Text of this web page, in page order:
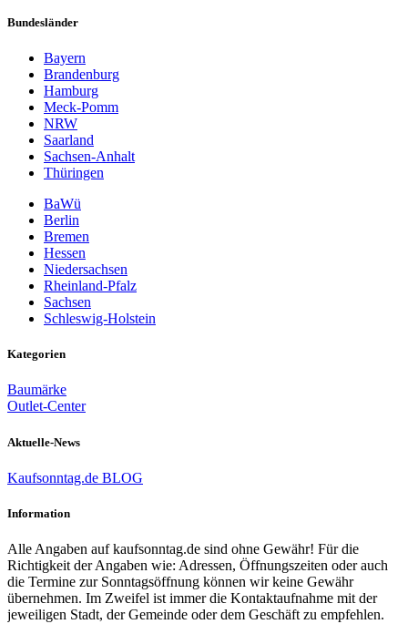
Bundesländer
Bayern
Brandenburg
Hamburg
Meck-Pomm
NRW
Saarland
Sachsen-Anhalt
Thüringen
BaWü
Berlin
Bremen
Hessen
Niedersachsen
Rheinland-Pfalz
Sachsen
Schleswig-Holstein
Kategorien
Baumärke
Outlet-Center
Aktuelle-News
Kaufsonntag.de BLOG
Information
Alle Angaben auf kaufsonntag.de sind ohne Gewähr! Für die
Richtigkeit der Angaben wie: Adressen, Öffnungszeiten oder auch
die Termine zur Sonntagsöffnung können wir keine Gewähr
übernehmen. Im Zweifel ist immer die Kontaktaufnahme mit der
jeweiligen Stadt, der Gemeinde oder dem Geschäft zu empfehlen.